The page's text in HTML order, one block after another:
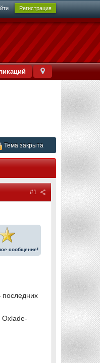
Регистрация
Тема закрыта
#1
сообщение!
последних
Oxlade-